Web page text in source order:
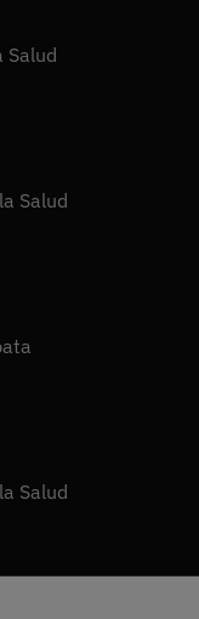
Salud
Salud
Salud